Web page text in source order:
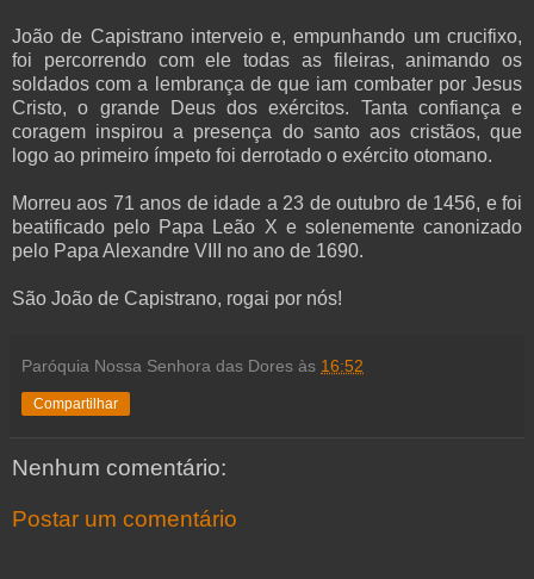
João de Capistrano interveio e, empunhando um crucifixo,
foi percorrendo com ele todas as fileiras, animando os
soldados com a lembrança de que iam combater por Jesus
Cristo, o grande Deus dos exércitos. Tanta confiança e
coragem inspirou a presença do santo aos cristãos, que
logo ao primeiro ímpeto foi derrotado o exército otomano.
Morreu aos 71 anos de idade a 23 de outubro de 1456, e foi
beatificado pelo Papa Leão X e solenemente canonizado
pelo Papa Alexandre VIII no ano de 1690.
São João de Capistrano, rogai por nós!
Paróquia Nossa Senhora das Dores às 16:52
Compartilhar
Nenhum comentário:
Postar um comentário